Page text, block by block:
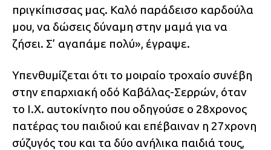
πριγκίπισσας μας. Καλό παράδεισο καρδούλα
μου, να δώσεις δύναμη στην μαμά για να
ζήσει. Σ’ αγαπάμε πολύ», έγραψε.
Υπενθυμίζεται ότι το μοιραίο τροχαίο συνέβη
στην επαρχιακή οδό Καβάλας-Σερρών, όταν
το Ι.Χ. αυτοκίνητο που οδηγούσε ο 28χρονος
πατέρας του παιδιού και επέβαιναν η 27χρονη
σύζυγός του και τα δύο ανήλικα παιδιά τους,